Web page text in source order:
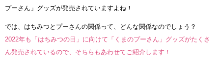
プーさん」グッズが発売されていますよね！
では、はちみつとプーさんの関係って、どんな関係なのでしょう？
2022年も「はちみつの日」に向けて「くまのプーさん」グッズがたくさ
ん発売されているので、そちらもあわせてご紹介します！